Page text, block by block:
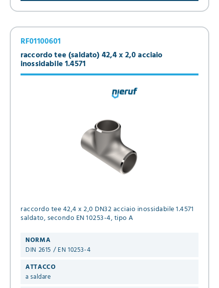
raccordo tee (saldato) 42,4 x 2,0 acciaio
inossidabile 1.4571
RF01100601
raccordo tee 42,4 x 2,0 DN32 acciaio inossidabile 1.4571
saldato, secondo EN 10253-4, tipo A
NORMA
DIN 2615 / EN 10253-4
ATTACCO
a saldare